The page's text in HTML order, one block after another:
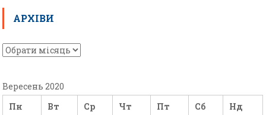
АРХІВИ
Вересень 2020
Пн
Вт Ср Чт Пт Сб Нд